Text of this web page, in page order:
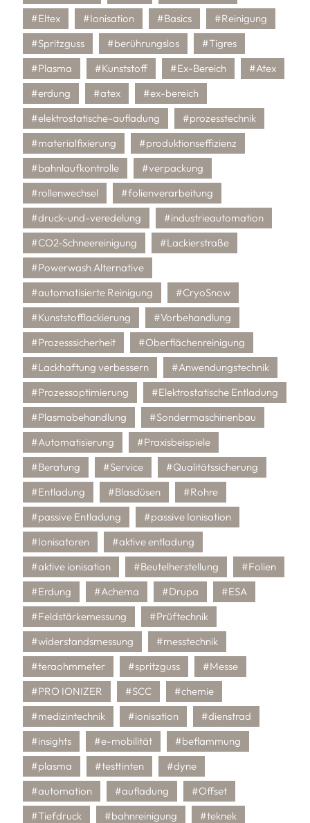
#Eltex #Ionisation #Basics
#Reinigung
#Spritzguss
#berührungslos
#Tigres
#Plasma
#Kunststoff #Ex-Bereich
#Atex
#erdung
#atex
#ex-bereich
#elektrostatische-aufladung
#prozesstechnik
#materialfixierung
#produktionseffizienz
#bahnlaufkontrolle
#verpackung
#rollenwechsel
#folienverarbeitung
#druck-und-veredelung
#industrieautomation
#CO2-Schneereinigung
#Lackierstraße
#Powerwash Alternative
#automatisierte Reinigung
#CryoSnow
#Kunststofflackierung
#Vorbehandlung
#Prozesssicherheit
#Oberflächenreinigung
#Lackhaftung verbessern
#Anwendungstechnik
#Prozessoptimierung
#Elektrostatische Entladung
#Plasmabehandlung
#Sondermaschinenbau
#Automatisierung
#Praxisbeispiele
#Beratung
#Service
#Qualitätssicherung
#Entladung
#Blasdüsen
#Rohre
#passive Entladung
#passive Ionisation
#Ionisatoren
#aktive entladung
#aktive ionisation
#Beutelherstellung
#Folien
#Erdung
#Achema #Drupa
#ESA
#Feldstärkemessung
#Prüftechnik
#widerstandsmessung
#messtechnik
#teraohmmeter
#spritzguss
#Messe
#PRO IONIZER
#SCC
#chemie
#medizintechnik
#ionisation
#dienstrad
#insights
#e-mobilität
#beflammung
#plasma
#testtinten
#dyne
#automation
#aufladung
#Offset
#Tiefdruck
#bahnreinigung
#teknek